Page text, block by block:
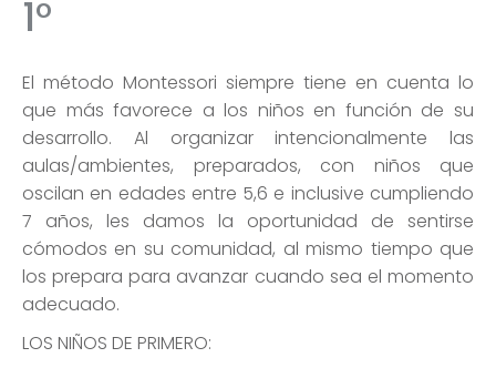
1°
El método Montessori siempre tiene en cuenta lo
que más favorece a los niños en función de su
desarrollo. Al organizar intencionalmente las
aulas/ambientes, preparados, con niños que
oscilan en edades entre 5,6 e inclusive cumpliendo
7 años, les damos la oportunidad de sentirse
cómodos en su comunidad, al mismo tiempo que
los prepara para avanzar cuando sea el momento
adecuado.
LOS NIÑOS DE PRIMERO: